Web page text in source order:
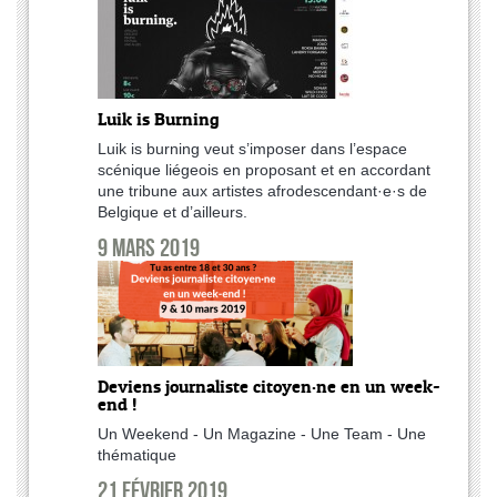
Luik is Burning
Luik is burning veut s’imposer dans l’espace
scénique liégeois en proposant et en accordant
une tribune aux artistes afrodescendant·e·s de
Belgique et d’ailleurs.
9 mars 2019
Deviens journaliste citoyen·ne en un week-
end !
Un Weekend - Un Magazine - Une Team - Une
thématique
21 février 2019